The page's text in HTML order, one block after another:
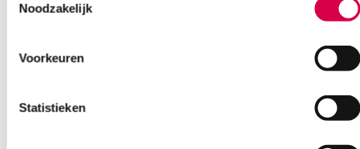
Noodzakelijk
Voorkeuren
Statistieken
Seca 206 rol meetlint met muurbevestiging (1)